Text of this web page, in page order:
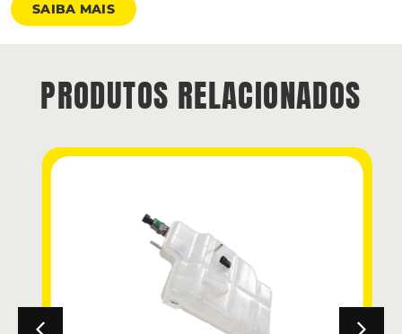
SAIBA MAIS
PRODUTOS RELACIONADOS